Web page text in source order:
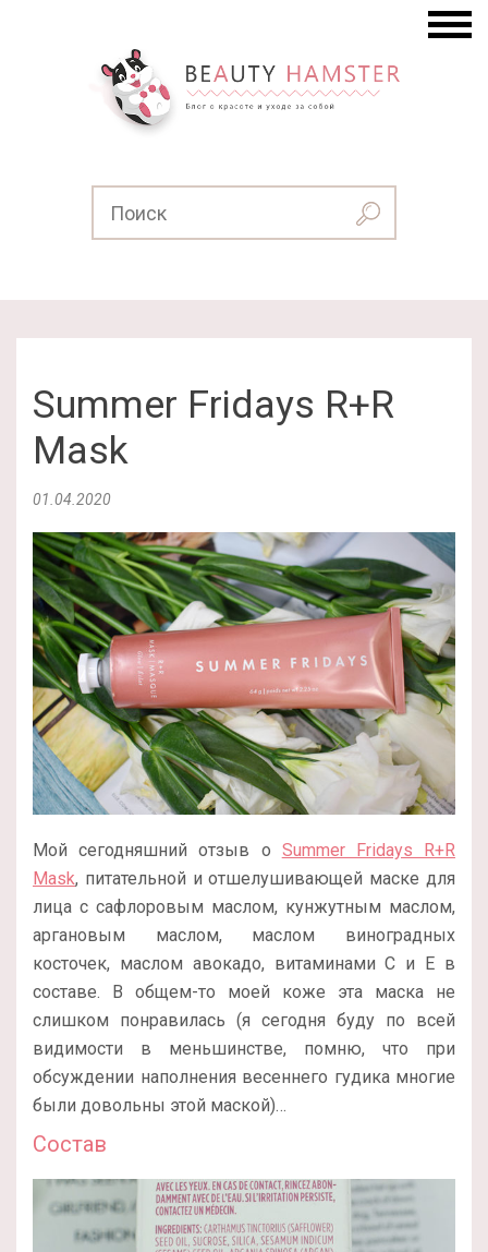
Summer Fridays R+R
Mask
01.04.2020
Мой сегодняшний отзыв о Summer Fridays R+R
Mask, питательной и отшелушивающей маске для
лица с сафлоровым маслом, кунжутным маслом,
аргановым маслом, маслом виноградных
косточек, маслом авокадо, витаминами С и Е в
составе. В общем-то моей коже эта маска не
слишком понравилась (я сегодня буду по всей
видимости в меньшинстве, помню, что при
обсуждении наполнения весеннего гудика многие
были довольны этой маской)…
Состав